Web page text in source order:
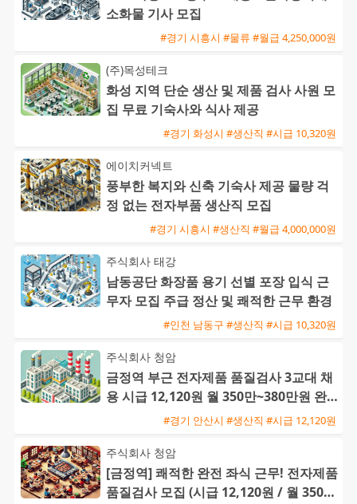
소화물 기사 모집
#경기 시흥시 #물류 #월급 4,250,000원
(주)목성테크
화성 지역 단순 생산 및 제품 검사 사원 모
집 무료 기숙사와 식사 제공
#경기 화성시 #생산직 #시급 10,320원
에이치커넥트
풍부한 복지와 신축 기숙사 제공 물량 걱
정 없는 전자부품 생산직 모집
#경기 시흥시 #생산직 #월급 4,000,000원
주식회사 태강
남동공단 화장품 용기 선별 포장 입식 근
무자 모집 주급 정산 및 쾌적한 근무 환경
#인천 남동구 #생산직 #시급 10,320원
주식회사 청암
금정역 부근 전자제품 품질검사 3교대 채
용 시급 12,120원 월 350만~380만원 완
전 좌식 근무#경기 안산시 #생산직 #시급 12,120원
주식회사 청암
[금정역] 쾌적한 완전 좌식 근무! 전자제품
품질검사 모집 (시급 12,120원 / 월 350만